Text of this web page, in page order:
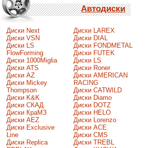
Автодиски
Диски Next
Диски VSN
Диски LS
FlowForming
Диски 1000Miglia
Диски ATS
Диски AZ
Диски Mickey
Thompson
Диски K&K
Диски СКАД
Диски КраМЗ
Диски AEZ
Диски Exclusive
Line
Диски Replica
Диски LAREX
Диски DIAL
Диски FONDMETAL
Диски FUTEK
Диски LS
Диски Roner
Диски AMERICAN
RACING
Диски CATWILD
Диски Diamo
Диски DOTZ
Диски HELO
Диски Lorenzo
Диски ACE
Диски CMS
Диски TREBL